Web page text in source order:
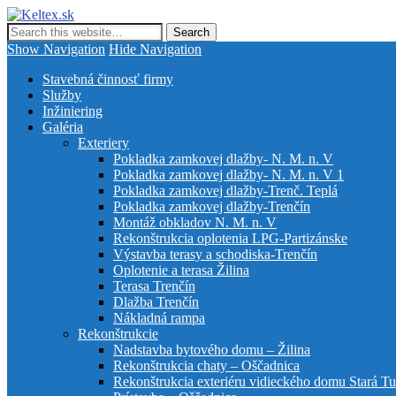
Kompletná stavebná činnosť
Show Navigation Hide Navigation
Stavebná činnosť firmy
Služby
Inžiniering
Galéria
Exteriery
Pokladka zamkovej dlažby- N. M. n. V
Pokladka zamkovej dlažby- N. M. n. V 1
Pokladka zamkovej dlažby-Trenč. Teplá
Pokladka zamkovej dlažby-Trenčín
Montáž obkladov N. M. n. V
Rekonštrukcia oplotenia LPG-Partizánske
Výstavba terasy a schodiska-Trenčín
Oplotenie a terasa Žilina
Terasa Trenčín
Dlažba Trenčín
Nákladná rampa
Rekonštrukcie
Nadstavba bytového domu – Žilina
Rekonštrukcia chaty – Oščadnica
Rekonštrukcia exteriéru vidieckého domu Stará